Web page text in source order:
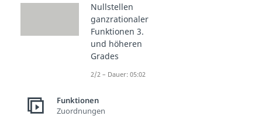
Nullstellen
ganzrationaler
Funktionen 3.
und höheren
Grades
2/2 – Dauer: 05:02
Funktionen
Zuordnungen